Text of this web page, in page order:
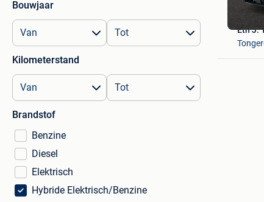
Bouwjaar
Kilometerstand
Brandstof
Benzine
Diesel
Elektrisch
Hybride Elektrisch/Benzine
Etn J.